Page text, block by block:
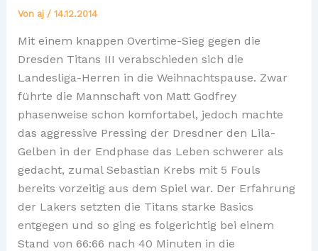
Von aj / 14.12.2014
Mit einem knappen Overtime-Sieg gegen die
Dresden Titans III verabschieden sich die
Landesliga-Herren in die Weihnachtspause. Zwar
führte die Mannschaft von Matt Godfrey
phasenweise schon komfortabel, jedoch machte
das aggressive Pressing der Dresdner den Lila-
Gelben in der Endphase das Leben schwerer als
gedacht, zumal Sebastian Krebs mit 5 Fouls
bereits vorzeitig aus dem Spiel war. Der Erfahrung
der Lakers setzten die Titans starke Basics
entgegen und so ging es folgerichtig bei einem
Stand von 66:66 nach 40 Minuten in die